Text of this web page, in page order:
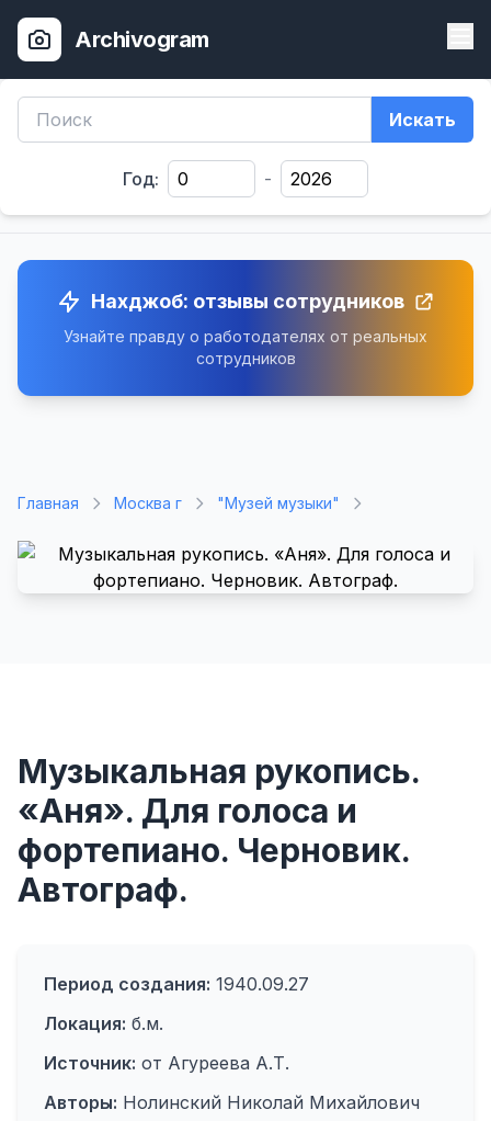
Archivogram
Искать
Год: -
Нахджоб: отзывы сотрудников
Узнайте правду о работодателях от реальных
сотрудников
Главная Москва г "Музей музыки"
Музыкальная рукопись.
«Аня». Для голоса и
фортепиано. Черновик.
Автограф.
Период создания: 1940.09.27
Локация: б.м.
Источник: от Агуреева А.Т.
Авторы: Нолинский Николай Михайлович